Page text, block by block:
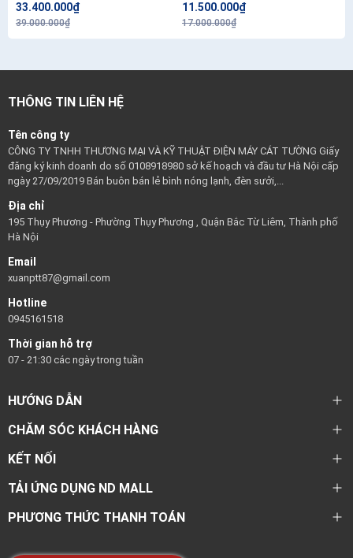
33.400.000₫
39.000.000₫
11.500.000₫
17.000.000₫
THÔNG TIN LIÊN HỆ
Tên công ty
CÔNG TY TNHH THƯƠNG MẠI VÀ KỸ THUẬT ĐIỆN MÁY CÁT TƯỜNG Giấy
đăng ký kinh doanh do số 0108918980 sở kế hoạch và đầu tư Hà Nội cấp
ngày 27/09/2019 Bán buôn bán lẻ bình nóng lạnh, đèn sưởi,...
Địa chỉ
195 Thụy Phương - Phường Thụy Phương , Quận Bắc Từ Liêm, Thành phố
Hà Nội
Email
xuanptt87@gmail.com
Hotline
0945161518
Thời gian hỗ trợ
07 - 21:30 các ngày trong tuần
HƯỚNG DẪN
CHĂM SÓC KHÁCH HÀNG
KẾT NỐI
TẢI ỨNG DỤNG ND MALL
PHƯƠNG THỨC THANH TOÁN